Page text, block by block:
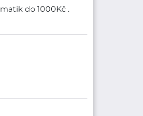
do 1000Kč .
pneumatiky jsou